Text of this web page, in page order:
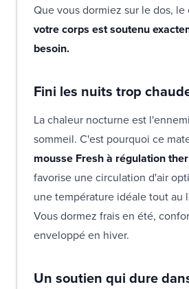
Que vous dormiez sur le dos,
votre corps est soutenu
besoin.
Fini les nuits trop
La chaleur nocturne est
sommeil. C'est pourquoi ce
mousse Fresh à régulation
favorise une circulation d'air
une température idéale tout au
Vous dormez frais en été,
enveloppé en hiver.
Un soutien qui dure